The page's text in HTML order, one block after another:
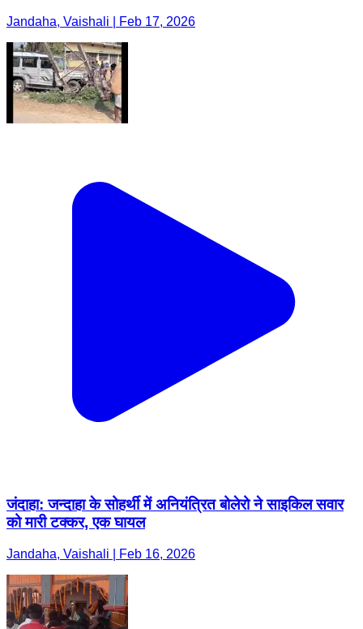
Jandaha, Vaishali | Feb 17, 2026
जंदाहा: जन्दाहा के सोहर्थी में अनियंत्रित बोलेरो ने साइकिल सवार
को मारी टक्कर, एक घायल
Jandaha, Vaishali | Feb 16, 2026